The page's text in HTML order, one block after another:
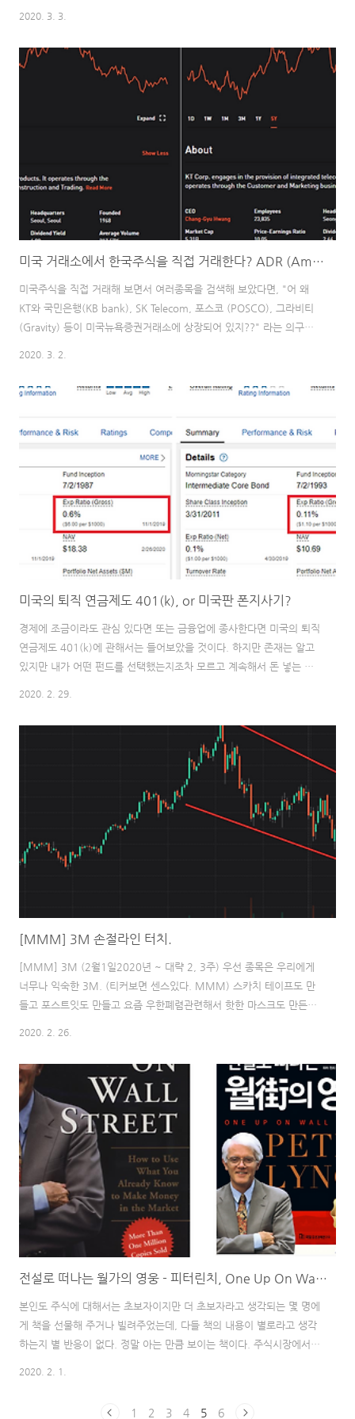
이 접했던 이솝우화의 내용의 깊은 뜻을 다시 한번 되새길 수 있었다.
(읽다 보면서 몇몇 이솝우화에 숨겨진 뜻을 이해하고 소름 돋았다.) 누
군가에게는 그냥 그런 처세술 책 중 하나인 것으로 생각될 수 있지만,
개인적으로 세상을 살아가는데 필요한 지식을 책 한 권에 잘 남아냈다
2020. 3. 3.
미국 거래소에서 한국주식을 직접 거래한다? ADR (American Depositary Receipt)
미국주식을 직접 거래해 보면서 여러종목을 검색해 보았다면, "어 왜
KT와 국민은행(KB bank), SK Telecom, 포스코 (POSCO), 그라비티
(Gravity) 등이 미국뉴욕증권거래소에 상장되어 있지??" 라는 의구심
서 거래중인데 어떻게 시가총액이 한국 시가총액과 비슷하지?" "거래
국주식을 NYSE (뉴욕증권거래소)에서 거래할 수 있도록 만들어 놓은
것이다. 주식을 외국에서 직접 발행해 거래..
2020. 3. 2.
미국의 퇴직 연금제도 401(k), or 미국판 폰지사기?
경제에 조금이라도 관심 있다면 또는 금융업에 종사한다면 미국의 퇴직
연금제도 401(k)에 관해서는 들어보았을 것이다. 하지만 존재는 알고
있지만 내가 어떤 펀드를 선택했는지조차 모르고 계속해서 돈 넣는 분
고 있다.) 401(k) 퇴직연금은 매달 일정량의 금액을 퇴직 연금계좌에
넣게 되면 회사도 일정 부분 퇴직금을 적립하는 데 도움을 준다. 본인이
일했던 LG Electronics 같은 경우는 2주당 급여에서 5%를 401(k) 계
좌에 넣는 경우 회사에서 4%에 해당하는 금액을 추가로 입금해준다.
한국에서 회사를 다녀보지 않았지만 한국에서 출장 오신 분들께 퇴직금
2020. 2. 29.
[MMM] 3M 손절라인 터치.
[MMM] 3M (2월1일2020년 ~ 대략 2, 3주) 우선 종목은 우리에게
너무나 익숙한 3M. (티커보면 센스있다. MMM) 스카치 테이프도 만
들고 포스트잇도 만들고 요즘 우한폐렴관련해서 핫한 마스크도 만든는
도로 보았다. 최근 코로나 바이러스의 확산으로 주식시장에도 큰 영향
을 준 것으로 보이며 모든 주가지수가 떨어졌다. 전편에서 언급했던 재
무제표가 나쁘지 않더라도 차트 추세가 하락으로 바뀌었다. 요즘 주식
트랜드인 마스크 만드는 회사 일지라도 회사에서 생산하는 여러 제품
중에서 하나일 뿐이고 마스크 잘 팔린다고 크게 영업이익에 크게 영향
을 미치면서 갑작스러운 반..
2020. 2. 26.
전설로 떠나는 월가의 영웅 - 피터린치, One Up On Wall Street: How To Use What You Already Know To Make Money In The Market.
본인도 주식에 대해서는 초보자이지만 더 초보자라고 생각되는 몇 명에
게 책을 선물해 주거나 빌려주었는데, 다들 책의 내용이 별로라고 생각
하는지 별 반응이 없다. 정말 아는 만큼 보이는 책이다. 주식시장에서
2020. 2. 1.
1 2 3 4 5 6